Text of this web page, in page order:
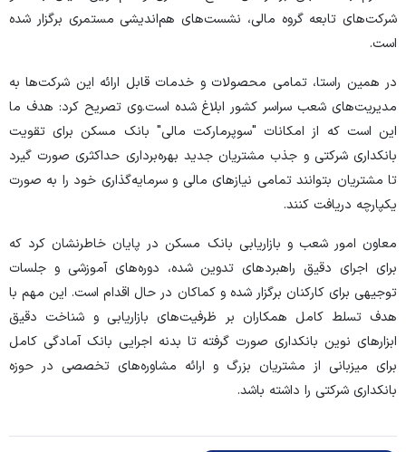
شرکت‌های تابعه گروه مالی، نشست‌های هم‌اندیشی مستمری برگزار شده
است.
در همین راستا، تمامی محصولات و خدمات قابل ارائه این شرکت‌ها به
مدیریت‌های شعب سراسر کشور ابلاغ شده است.وی تصریح کرد: هدف ما
این است که از امکانات "سوپرمارکت مالی" بانک مسکن برای تقویت
بانکداری شرکتی و جذب مشتریان جدید بهره‌برداری حداکثری صورت گیرد
تا مشتریان بتوانند تمامی نیازهای مالی و سرمایه‌گذاری خود را به صورت
یکپارچه دریافت کنند.
معاون امور شعب و بازاریابی بانک مسکن در پایان خاطرنشان کرد که
برای اجرای دقیق راهبردهای تدوین شده، دوره‌های آموزشی و جلسات
توجیهی برای کارکنان برگزار شده و کماکان در حال اقدام است. این مهم با
هدف تسلط کامل همکاران بر ظرفیت‌های بازاریابی و شناخت دقیق
ابزارهای نوین بانکداری صورت گرفته تا بدنه اجرایی بانک آمادگی کامل
برای میزبانی از مشتریان بزرگ و ارائه مشاوره‌های تخصصی در حوزه
بانکداری شرکتی را داشته باشد.